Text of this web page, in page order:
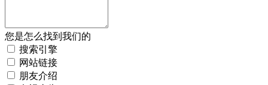
您是怎么找到我们的
搜索引擎
网站链接
朋友介绍